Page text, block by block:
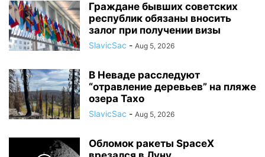
Граждане бывших советских
республик обязаны вносить
залог при получении визы
SlavicSac - Aug 5, 2026
В Неваде расследуют
“отравление деревьев” на пляже
озера Тахо
SlavicSac - Aug 5, 2026
Обломок ракеты SpaceX